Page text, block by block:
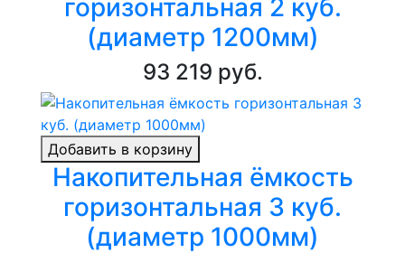
горизонтальная 2 куб.
(диаметр 1200мм)
93 219 руб.
Добавить в корзину
Накопительная ёмкость
горизонтальная 3 куб.
(диаметр 1000мм)